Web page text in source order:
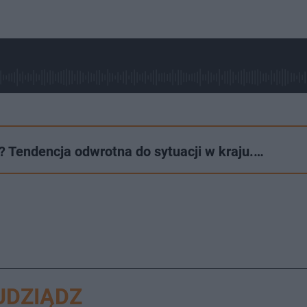
Tendencja odwrotna do sytuacji w kraju.…